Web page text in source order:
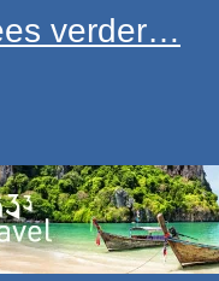
verder…